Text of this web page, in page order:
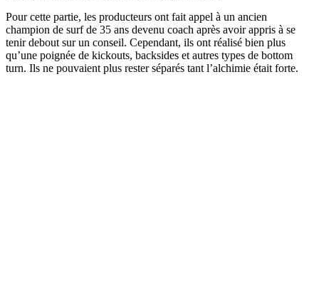
Pour cette partie, les producteurs ont fait appel à un ancien
champion de surf de 35 ans devenu coach après avoir appris à se
tenir debout sur un conseil. Cependant, ils ont réalisé bien plus
qu’une poignée de kickouts, backsides et autres types de bottom
turn. Ils ne pouvaient plus rester séparés tant l’alchimie était forte.